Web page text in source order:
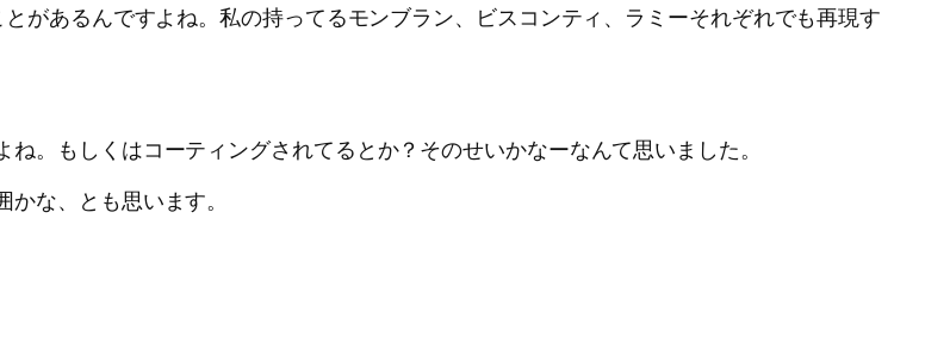
があるんですよね。私の持ってるモンブラン、ビスコンティ、ラミーそれぞれでも再現す
。もしくはコーティングされてるとか？そのせいかなーなんて思いました。
な、とも思います。